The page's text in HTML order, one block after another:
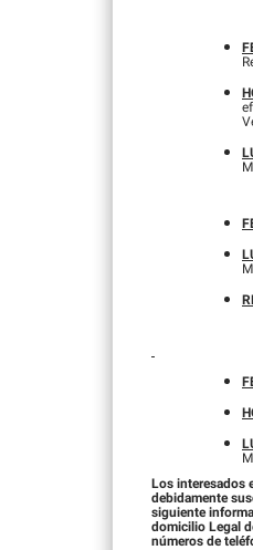
Los interesados
debidamente
siguiente
domicilio Legal
números de